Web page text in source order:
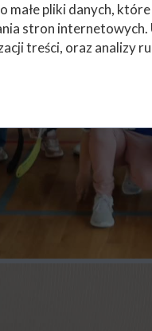
małe pliki danych,
stron internetowych.
treści, oraz analizy